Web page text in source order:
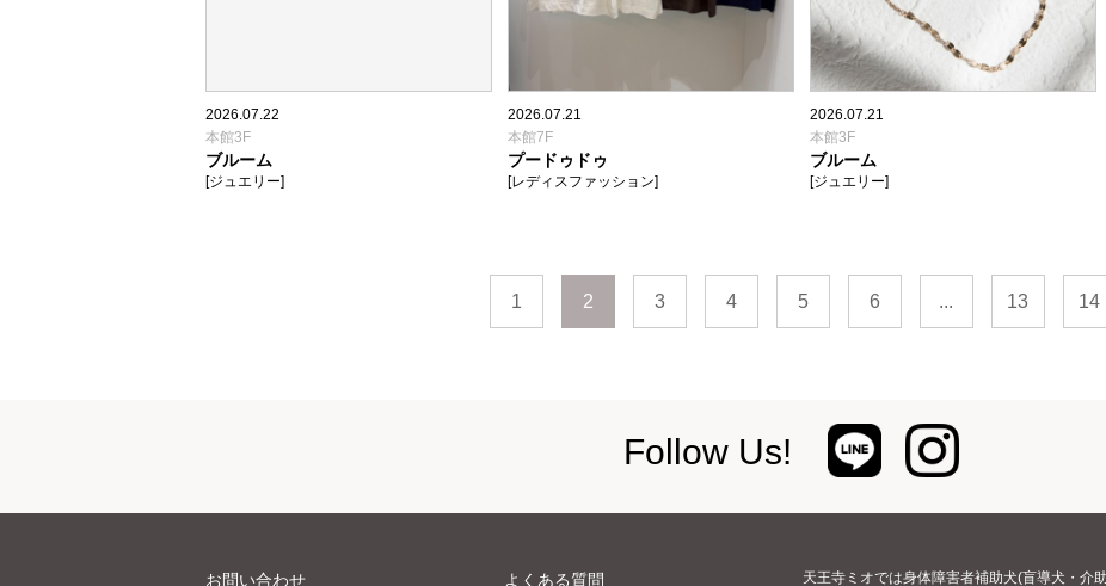
2026.07.22
本館3F
ブルーム
[ジュエリー]
2026.07.21
本館7F
プードゥドゥ
[レディスファッション]
2026.07.21
本館3F
ブルーム
[ジュエリー]
1 2 3 4 5 6 ... 13 14
Follow Us!
お問い合わせ よくある質問 天王寺ミオでは身体障害者補助犬(盲導犬・介